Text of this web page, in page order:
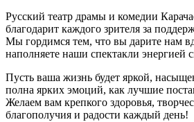
Русский театр драмы и комедии
благодарит каждого зрителя за
Мы гордимся тем, что вы дарите нам
наполняете наши спектакли энергией
Пусть ваша жизнь будет яркой,
полна ярких эмоций, как лучшие
Желаем вам крепкого здоровья,
благополучия и радости каждый день!